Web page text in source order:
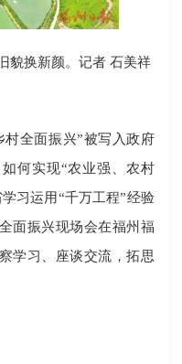
貌换新颜。记者 石美祥
全面振兴”被写入政府
何实现“农业强、农村
习运用“千万工程”经验
面振兴现场会在福州福
学习、座谈交流，拓思